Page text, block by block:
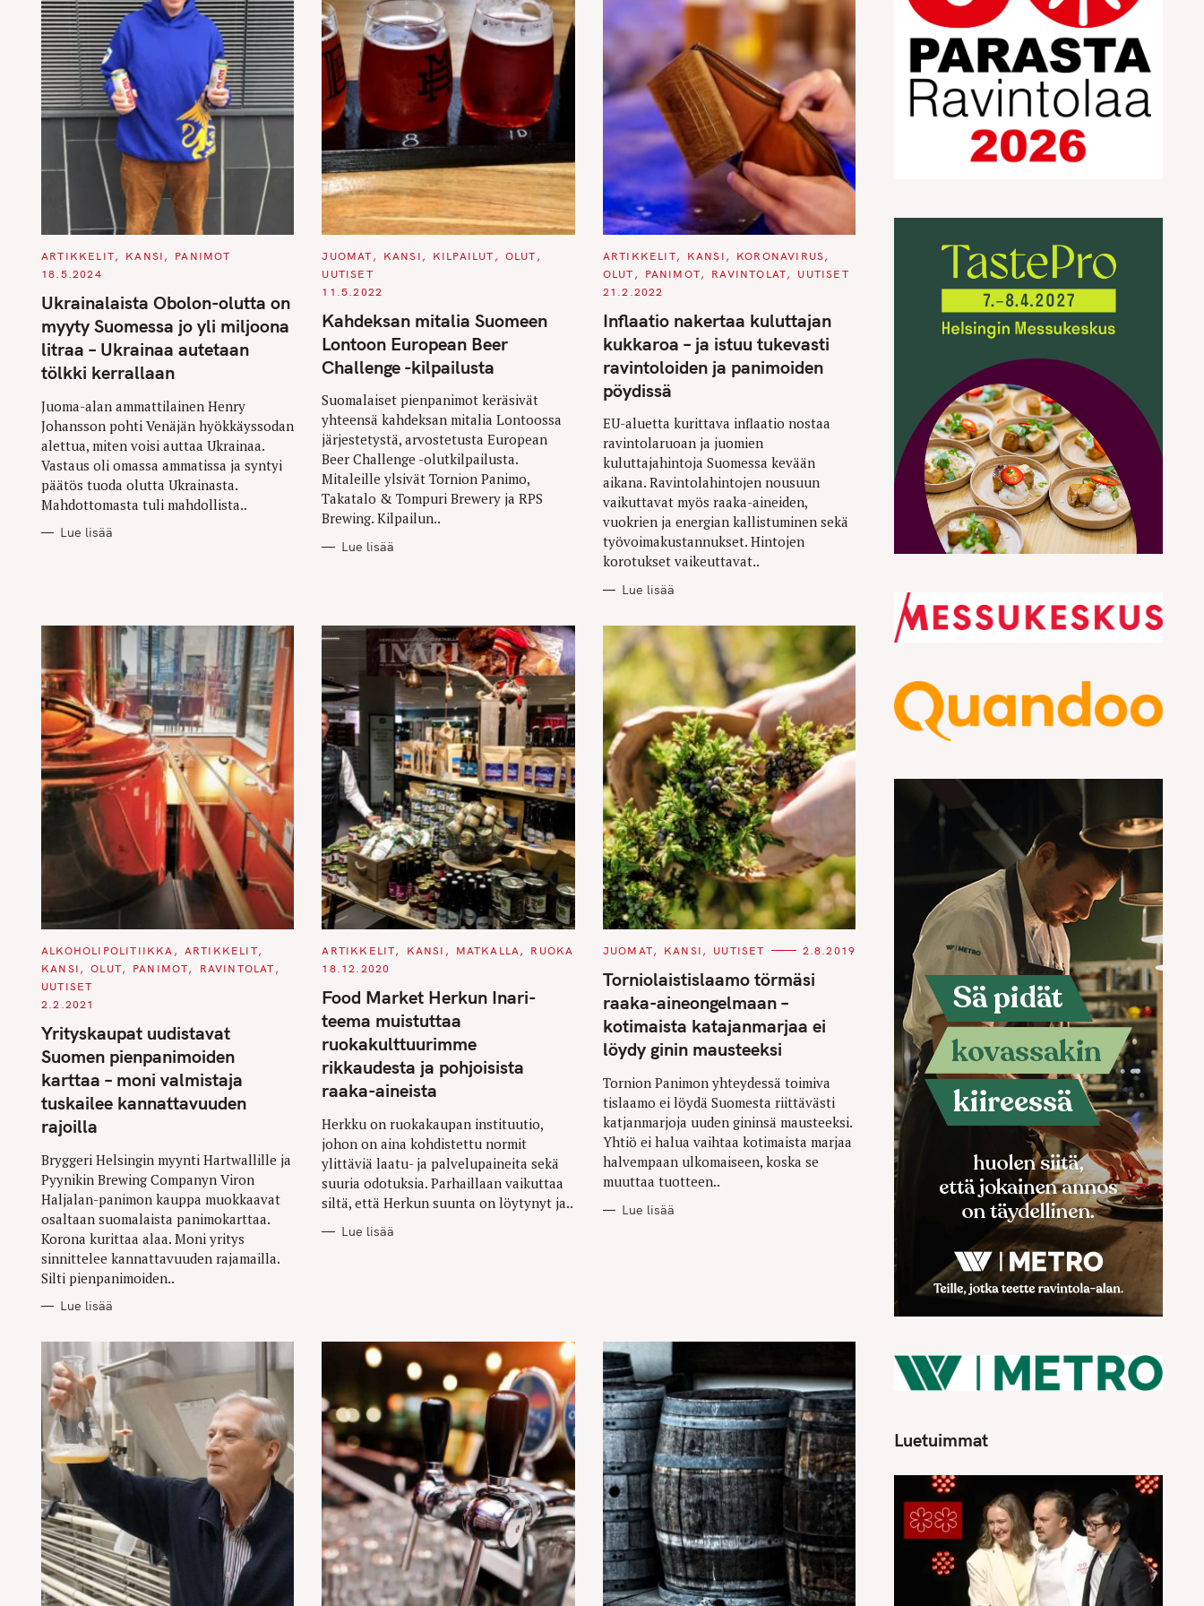
C
T
O
R
I
E
S
ARTIKKELIT KANSI
PANIMOT
18.5.2024
Ukrainalaista Obolon-olutta on
myyty Suomessa jo yli miljoona
litraa – Ukrainaa autetaan
tölkki kerrallaan
Juoma-alan ammattilainen Henry
Johansson pohti Venäjän hyökkäyssodan
alettua, miten voisi auttaa Ukrainaa.
Vastaus oli omassa ammatissa ja syntyi
päätös tuoda olutta Ukrainasta.
Mahdottomasta tuli mahdollista..
Lue lisää
C
T
E
O
R
I
E
S
JUOMAT KANSI KILPAILUT
OLUT
UUTISET
11.5.2022
Kahdeksan mitalia Suomeen
Lontoon European Beer
Challenge -kilpailusta
Suomalaiset pienpanimot keräsivät
yhteensä kahdeksan mitalia Lontoossa
järjestetystä, arvostetusta European
Beer Challenge -olutkilpailusta.
Mitaleille ylsivät Tornion Panimo,
Takatalo & Tompuri Brewery ja RPS
Brewing. Kilpailun..
Lue lisää
C
T
E
O
R
I
E
ARTIKKELIT KANSI
KORONAVIRUS
OLUT
PANIMOT RAVINTOLAT
UUTISET
21.2.2022
Inflaatio nakertaa kuluttajan
kukkaroa – ja istuu tukevasti
ravintoloiden ja panimoiden
pöydissä
EU-aluetta kurittava inflaatio nostaa
ravintolaruoan ja juomien
kuluttajahintoja Suomessa kevään
aikana. Ravintolahintojen nousuun
vaikuttavat myös raaka-aineiden,
vuokrien ja energian kallistuminen sekä
työvoimakustannukset. Hintojen
korotukset vaikeuttavat..
Lue lisää
C
T
E
O
I
E
S
ALKOHOLIPOLITIIKKA
ARTIKKELIT
KANSI
OLUT PANIMOT
RAVINTOLAT
UUTISET
2.2.2021
Yrityskaupat uudistavat
Suomen pienpanimoiden
karttaa – moni valmistaja
tuskailee kannattavuuden
rajoilla
Bryggeri Helsingin myynti Hartwallille ja
Pyynikin Brewing Companyn Viron
Haljalan-panimon kauppa muokkaavat
osaltaan suomalaista panimokarttaa.
Korona kurittaa alaa. Moni yritys
sinnittelee kannattavuuden rajamailla.
Silti pienpanimoiden..
Lue lisää
C
T
G
O
R
I
E
S
ARTIKKELIT KANSI MATKALLA
RUOKA
18.12.2020
Food Market Herkun Inari-
teema muistuttaa
ruokakulttuurimme
rikkaudesta ja pohjoisista
raaka-aineista
Herkku on ruokakaupan instituutio,
johon on aina kohdistettu normit
ylittäviä laatu- ja palvelupaineita sekä
suuria odotuksia. Parhaillaan vaikuttaa
siltä, että Herkun suunta on löytynyt ja..
Lue lisää
C
T
E
O
R
I
E
S
JUOMAT KANSI UUTISET 2.8.2019
Torniolaistislaamo törmäsi
raaka-aineongelmaan –
kotimaista katajanmarjaa ei
löydy ginin mausteeksi
Tornion Panimon yhteydessä toimiva
tislaamo ei löydä Suomesta riittävästi
katjanmarjoja uuden gininsä mausteeksi.
Yhtiö ei halua vaihtaa kotimaista marjaa
halvempaan ulkomaiseen, koska se
muuttaa tuotteen..
Lue lisää
Luetuimmat
S
e
a